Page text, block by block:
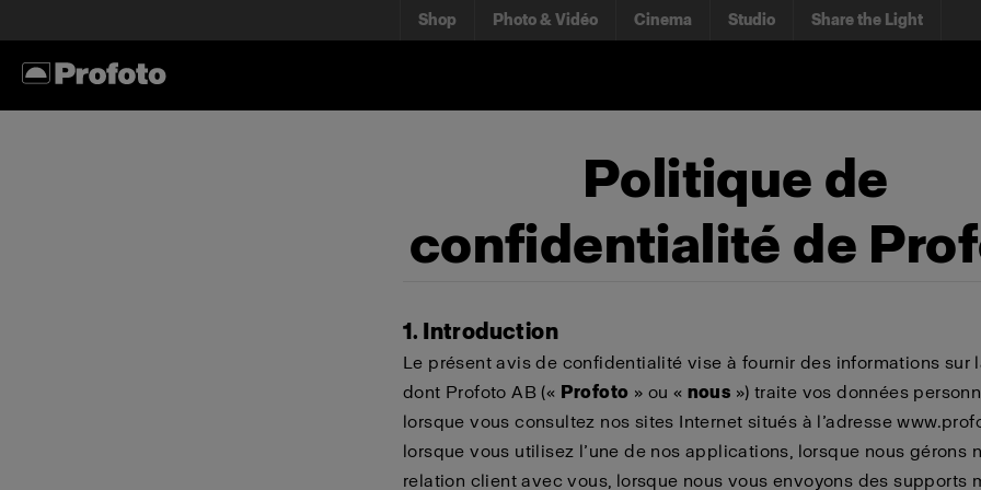
Shop Photo & Vidéo Cinema Studio Share the Light
Politique de
confidentialité de
1. Introduction
Le présent avis de confidentialité vise à fournir des informations sur
dont Profoto AB (« Profoto » ou « nous ») traite vos données
lorsque vous consultez nos sites Internet situés à l’adresse
lorsque vous utilisez l’une de nos applications, lorsque nous gérons
relation client avec vous, lorsque nous vous envoyons des supports